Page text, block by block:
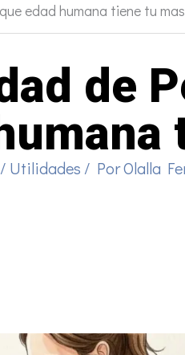
edad humana tiene tu
de
/ Utilidades / PorOlalla